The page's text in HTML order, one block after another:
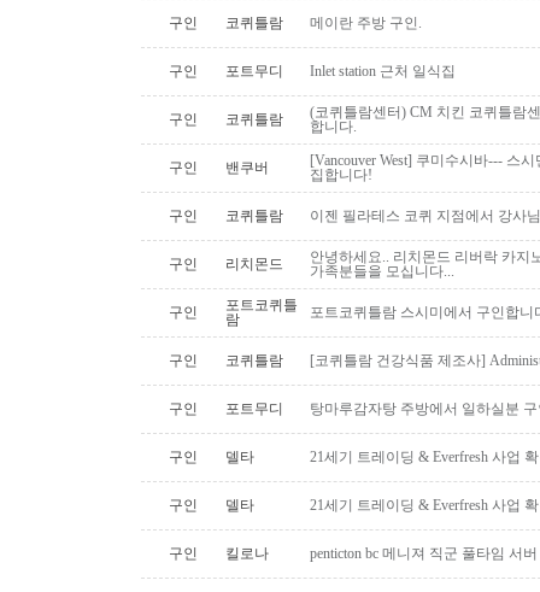
구인 코퀴틀람 메이란 주방 구인.
구인 포트무디 Inlet station 근처 일식집
구인 코퀴틀람
(코퀴틀람센터) CM 치킨 코퀴틀람
합니다.
구인 밴쿠버
[Vancouver West] 쿠미수시바--- 스
집합니다!
구인 코퀴틀람 이젠 필라테스 코퀴 지점에서 강사
구인 리치몬드
안녕하세요.. 리치몬드 리버락 카지
가족분들을 모십니다...
구인
포트코퀴틀
람
포트코퀴틀람 스시미에서 구인합니
구인 코퀴틀람 [코퀴틀람 건강식품 제조사]
구인 포트무디 탕마루감자탕 주방에서 일하실분
구인 델타 21세기 트레이딩 & Everfresh 사업
구인 델타 21세기 트레이딩 & Everfresh 사업
구인 킬로나 penticton bc 메니져 직군 풀타임 서